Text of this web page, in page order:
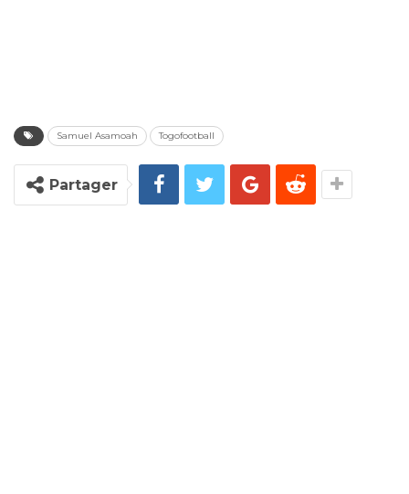
Samuel Asamoah Togofootball
Partager